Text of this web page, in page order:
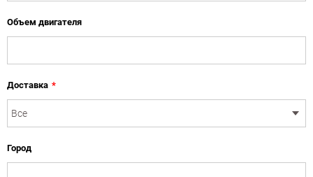
Объем двигателя
Доставка *
Город